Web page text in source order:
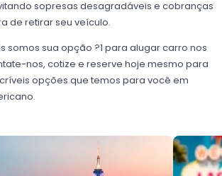
sopresas desagradáveis e cobranças
de retirar seu veículo.
somos sua opção ?1 para alugar carro nos
nos, cotize e reserve hoje mesmo para
opções que temos para você em